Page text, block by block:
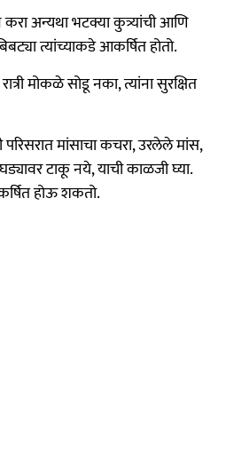
अन्यथा भटक्या कुत्र्यांची आणि
त्यांच्याकडे आकर्षित होतो.
मोकळे सोडू नका, त्यांना सुरक्षित
मांसाचा कचरा, उरलेले मांस,
टाकू नये, याची काळजी घ्या.
होऊ शकतो.